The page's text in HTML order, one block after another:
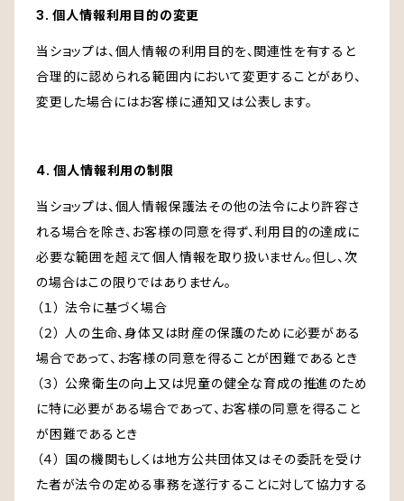
3. 個人情報利用目的の変更
当ショップは、個人情報の利用目的を、関連性を有すると
合理的に認められる範囲内において変更することがあり、
変更した場合にはお客様に通知又は公表します。
4. 個人情報利用の制限
当ショップは、個人情報保護法その他の法令により許容さ
れる場合を除き、お客様の同意を得ず、利用目的の達成に
必要な範囲を超えて個人情報を取り扱いません。但し、次
の場合はこの限りではありません。
（１） 法令に基づく場合
（２） 人の生命、身体又は財産の保護のために必要がある
場合であって、お客様の同意を得ることが困難であるとき
（３） 公衆衛生の向上又は児童の健全な育成の推進のため
に特に必要がある場合であって、お客様の同意を得ること
が困難であるとき
（４） 国の機関もしくは地方公共団体又はその委託を受け
た者が法令の定める事務を遂行することに対して協力する